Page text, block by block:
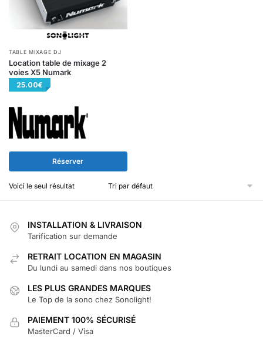
TABLE MIXAGE DJ
Location table de mixage 2
voies X5 Numark
25.00€
Réserver
Voici le seul résultat
INSTALLATION & LIVRAISON
Tarification sur demande
RETRAIT LOCATION EN MAGASIN
Du lundi au samedi dans nos boutiques
LES PLUS GRANDES MARQUES
Le Top de la sono chez Sonolight!
PAIEMENT 100% SÉCURISÉ
MasterCard / Visa